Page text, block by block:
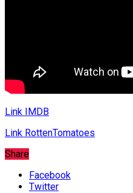
Link IMDB
Link RottenTomatoes
Share
Facebook
Twitter